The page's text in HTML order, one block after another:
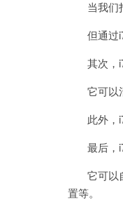
当我们打
但通过i7
其次，i7
它可以清
此外，i7
最后，i7
它可以自
置等。